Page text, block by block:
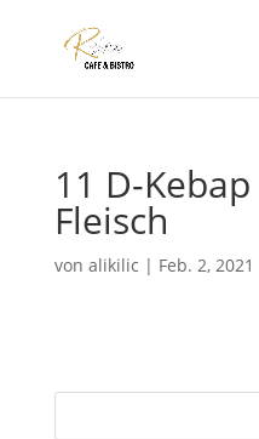
11 D-
Fleisch
von alikilic | Feb. 2, 2021